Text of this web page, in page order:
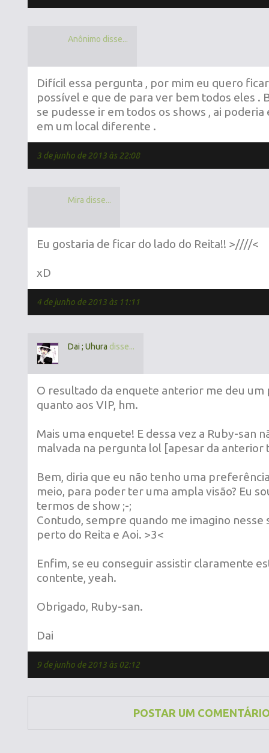
Anônimo disse...
Difícil essa pergunta , por mim eu quero
possível e que de para ver bem todos eles .
se pudesse ir em todos os shows , ai poderia
em um local diferente .
3 de junho de 2013 às 22:08
Mira disse...
Eu gostaria de ficar do lado do Reita!! >////<
xD
4 de junho de 2013 às 11:11
Dai ; Uhura disse...
O resultado da enquete anterior me deu um
quanto aos VIP, hm.
Mais uma enquete! E dessa vez a Ruby-san
malvada na pergunta lol [apesar da anterior
Bem, diria que eu não tenho uma
meio, para poder ter uma ampla visão? Eu
termos de show ;-;
Contudo, sempre quando me imagino nesse
perto do Reita e Aoi. >3<
Enfim, se eu conseguir assistir claramente
contente, yeah.
Obrigado, Ruby-san.
Dai
9 de junho de 2013 às 02:12
POSTAR UM